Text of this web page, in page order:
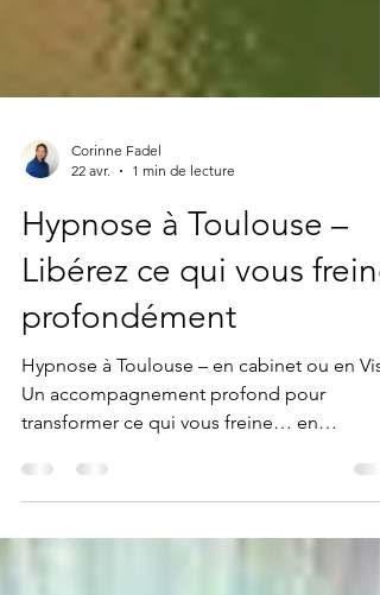
22 avr.
1 min de lecture
Hypnose à Toulouse –
Libérez ce qui vous freine
profondément
Hypnose à Toulouse – en cabinet ou en
transformer ce qui vous freine… en
ressources. “Comprendre ses mécanismes,
c’est déjà commencer à se libérer.” Cabinet